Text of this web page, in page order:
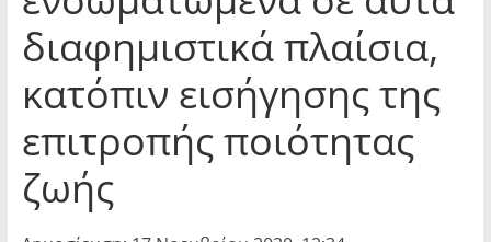
διαφημιστικά πλαίσια,
κατόπιν εισήγησης της
επιτροπής ποιότητας
ζωής